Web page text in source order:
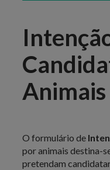
Animais
O formulário de
por animais destina-
pretendam